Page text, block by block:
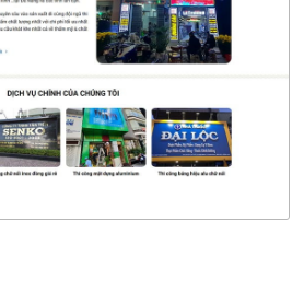
CHI TIẾT
XEM THỰC TẾ